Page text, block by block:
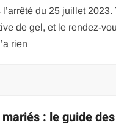
du 25 juillet 2023.
de gel, et le rendez-
rien
: le guide